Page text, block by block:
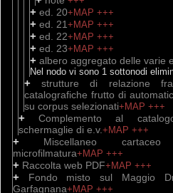
+ ed. 20+MAP +++
+ ed. 21 +MAP +++
+ ed. 22+MAP +++
+ ed. 23+MAP +++
+ albero aggregato delle varie
Nel nodo vi sono 1 sottonodi
+strutture di relazione
catalografiche frutto di
su corpus selezionati+MAP +++
+Complemento al
schermaglie di e.v. +MAP +++
+ Miscellaneo
microfilmatura+MAP +++
+ Raccolta web PDF+MAP +++
+
Fondo misto sul Maggio
Garfagnana+MAP +++